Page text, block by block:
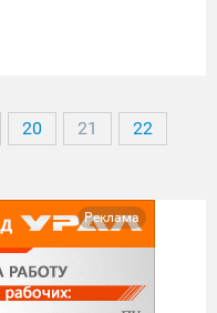
20 21
22
Реклама